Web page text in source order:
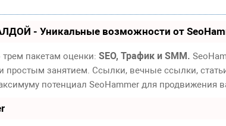
- Уникальные возможности от
трем пакетам оценки:SEO, Трафик и SMM.
простым занятием. Ссылки, вечные ссылки,
потенциал SeoHammer для продвижения